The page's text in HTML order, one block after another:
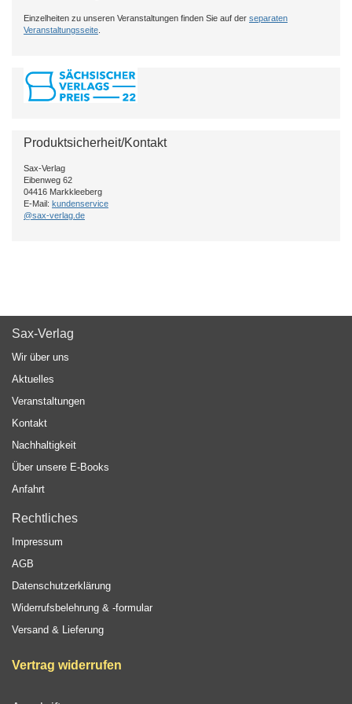
Einzelheiten zu unseren Veranstaltungen finden Sie auf der separaten
Veranstaltungsseite
Produktsicherheit/Kontakt
Sax-Verlag
Eibenweg 62
04416 Markkleeberg
E-Mail: kundenservice
@sax-verlag.de
Sax-Verlag
Wir über uns
Aktuelles
Veranstaltungen
Kontakt
Nachhaltigkeit
Über unsere E-Books
Anfahrt
Rechtliches
Impressum
AGB
Datenschutzerklärung
Widerrufsbelehrung & -formular
Versand & Lieferung
Vertrag widerrufen